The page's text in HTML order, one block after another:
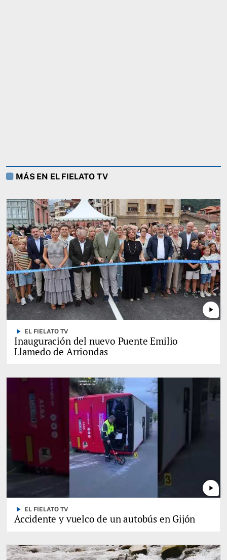
MÁS EN EL FIELATO TV
play_arrow
play_arrow EL FIELATO TV
Inauguración del nuevo Puente Emilio
Llamedo de Arriondas
play_arrow
play_arrow EL FIELATO TV
Accidente y vuelco de un autobús en Gijón